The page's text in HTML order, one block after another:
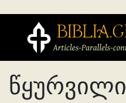
წყურვილი